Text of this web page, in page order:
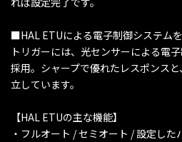
■HAL ETUによる電子制御システム
トリガーには、光センサーによる電
採用。シャープで優れたレスポンス
立しています。
【HAL ETUの主な機能】
・フルオート / セミオート / 設定した